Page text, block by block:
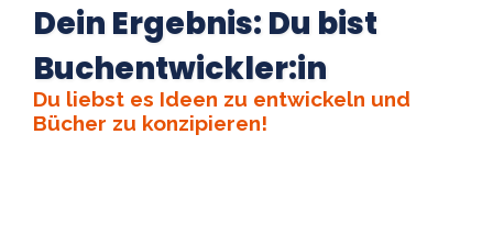
Dein Ergebnis: Du bist
Buchentwickler:in
Du liebst es Ideen zu entwickeln und
Bücher zu konzipieren!